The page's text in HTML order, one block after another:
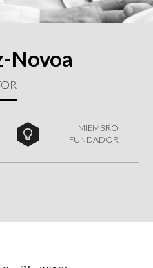
Novoa
MIEMBRO
FUNDADOR